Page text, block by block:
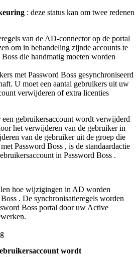
: deze status kan om twee redenen
van de AD-connector op de portal
om in behandeling zijnde accounts te
Boss die handmatig moeten worden
met Password Boss gesynchroniseerd
. U moet een aantal gebruikers uit uw
verwijderen of extra licenties
een gebruikersaccount wordt verwijderd
het verwijderen van de gebruiker in
van de gebruiker uit de groep die
met Password Boss , is de standaardactie
in Password Boss .
hoe wijzigingen in AD worden
Boss . De synchronisatieregels worden
Boss portal door uw Active
.
wordt